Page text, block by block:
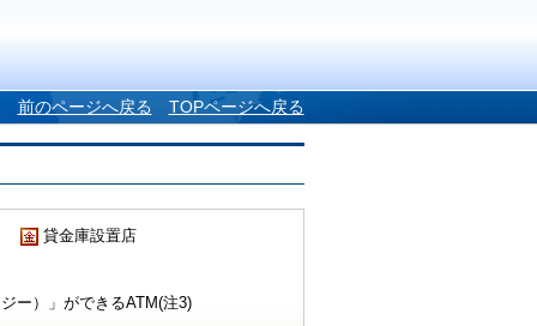
前のページへ戻る TOPページへ戻る
貸金庫設置店
ー）」ができるATM(注3)